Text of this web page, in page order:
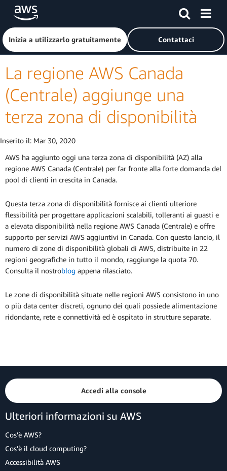
Passa al contenuto principale
Fai clic qui per tornare alla home page di Amazon Web
Inizia a utilizzarlo gratuitamente Contattaci
La regione AWS Canada
(Centrale) aggiunge una
terza zona di disponibilità
Inserito il: Mar 30, 2020
AWS ha aggiunto oggi una terza zona di disponibilità (AZ) alla
regione AWS Canada (Centrale) per far fronte alla forte domanda del
pool di clienti in crescita in Canada.
Questa terza zona di disponibilità fornisce ai clienti ulteriore
flessibilità per progettare applicazioni scalabili, tolleranti ai guasti e
a elevata disponibilità nella regione AWS Canada (Centrale) e offre
supporto per servizi AWS aggiuntivi in Canada. Con questo lancio, il
numero di zone di disponibilità globali di AWS, distribuite in 22
regioni geografiche in tutto il mondo, raggiunge la quota 70.
Consulta il nostroblog appena rilasciato.
Le zone di disponibilità situate nelle regioni AWS consistono in uno
o più data center discreti, ognuno dei quali possiede alimentazione
ridondante, rete e connettività ed è ospitato in strutture separate.
Accedi alla console
Ulteriori informazioni su AWS
Cos'è AWS?
Cos'è il cloud computing?
Accessibilità AWS